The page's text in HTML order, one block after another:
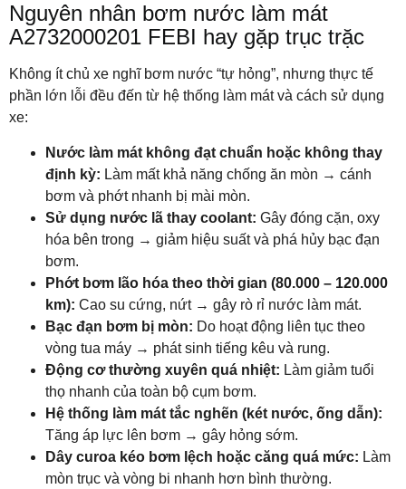
Nguyên nhân bơm nước làm mát
A2732000201 FEBI hay gặp trục trặc
Không ít chủ xe nghĩ bơm nước “tự hỏng”, nhưng thực tế
phần lớn lỗi đều đến từ hệ thống làm mát và cách sử dụng
xe:
Nước làm mát không đạt chuẩn hoặc không thay
định kỳ: Làm mất khả năng chống ăn mòn → cánh
bơm và phớt nhanh bị mài mòn.
Sử dụng nước lã thay coolant: Gây đóng cặn, oxy
hóa bên trong → giảm hiệu suất và phá hủy bạc đạn
bơm.
Phớt bơm lão hóa theo thời gian (80.000 – 120.000
km): Cao su cứng, nứt → gây rò rỉ nước làm mát.
Bạc đạn bơm bị mòn: Do hoạt động liên tục theo
vòng tua máy → phát sinh tiếng kêu và rung.
Động cơ thường xuyên quá nhiệt: Làm giảm tuổi
thọ nhanh của toàn bộ cụm bơm.
Hệ thống làm mát tắc nghẽn (két nước, ống dẫn):
Tăng áp lực lên bơm → gây hỏng sớm.
Dây curoa kéo bơm lệch hoặc căng quá mức: Làm
mòn trục và vòng bi nhanh hơn bình thường.